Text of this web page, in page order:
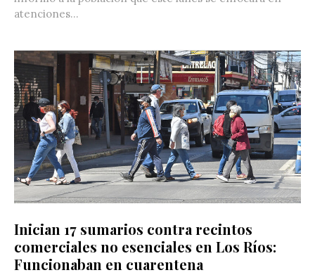
atenciones...
Inician 17 sumarios contra recintos
comerciales no esenciales en Los Ríos:
Funcionaban en cuarentena